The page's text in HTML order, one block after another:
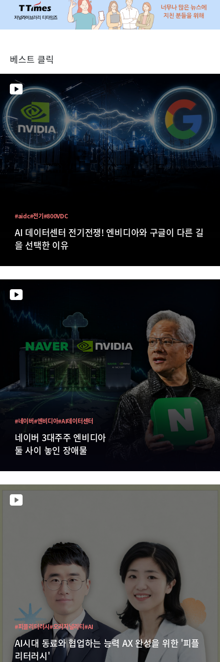
베스트 클릭
AI 데이터센터 전기전쟁! 엔비디아와 구글이 다른 길
을 선택한 이유
#aidc#전기#800VDC
네이버 3대주주 엔비디아
둘 사이 놓인 장애물
#네이버#엔비디아#AI데이터센터
AI시대 동료와 협업하는 능력 AX 완성을 위한 '피플
리터러시'
#피플리터러시#오리지널리티#AI